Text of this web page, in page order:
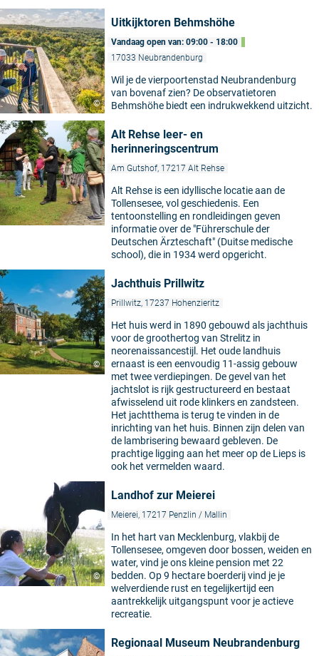
©
Uitkijktoren Behmshöhe
Vandaag open van: 09:00 - 18:00
17033 Neubrandenburg
Wil je de vierpoortenstad Neubrandenburg
van bovenaf zien? De observatietoren
Behmshöhe biedt een indrukwekkend uitzicht.
Alt Rehse leer- en
herinneringscentrum
Am Gutshof, 17217 Alt Rehse
Alt Rehse is een idyllische locatie aan de
Tollensesee, vol geschiedenis. Een
tentoonstelling en rondleidingen geven
informatie over de "Führerschule der
Deutschen Ärzteschaft" (Duitse medische
school), die in 1934 werd opgericht.
©
Jachthuis Prillwitz
Prillwitz, 17237 Hohenzieritz
Het huis werd in 1890 gebouwd als jachthuis
voor de groothertog van Strelitz in
neorenaissancestijl. Het oude landhuis
ernaast is een eenvoudig 11-assig gebouw
met twee verdiepingen. De gevel van het
jachtslot is rijk gestructureerd en bestaat
afwisselend uit rode klinkers en zandsteen.
Het jachtthema is terug te vinden in de
inrichting van het huis. Binnen zijn delen van
de lambrisering bewaard gebleven. De
prachtige ligging aan het meer op de Lieps is
ook het vermelden waard.
©
Landhof zur Meierei
Meierei, 17217 Penzlin / Mallin
In het hart van Mecklenburg, vlakbij de
Tollensesee, omgeven door bossen, weiden en
water, vind je ons kleine pension met 22
bedden. Op 9 hectare boerderij vind je je
welverdiende rust en tegelijkertijd een
aantrekkelijk uitgangspunt voor je actieve
recreatie.
Regionaal Museum Neubrandenburg